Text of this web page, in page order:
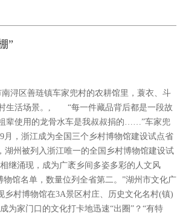
”
浔区善琏镇车家兜村的农耕馆里，蓑衣、斗
生活场景。, “每一件藏品背后都是一段故
辈使用的龙骨水车是我叔叔捐的……”车家兜
，浙江成为全国三个乡村博物馆建设试点省
湖州被列入浙江唯一的全国乡村博物馆建设试
涌现，成为广袤乡间多姿多彩的人文风
馆名单，数量位列全省第二。”湖州市文化广
乡村博物馆在3A景区村庄、历史文化名村(镇)
家门口的文化打卡地迅速“出圈”？“有特